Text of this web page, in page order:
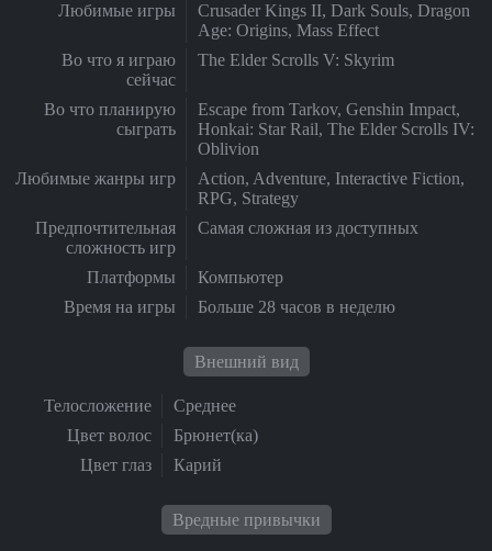
Любимые игры
Crusader Kings II, Dark Souls, Dragon
Age: Origins, Mass Effect
Во что я играю
сейчас
The Elder Scrolls V: Skyrim
Во что планирую
сыграть
Escape from Tarkov, Genshin Impact,
Honkai: Star Rail, The Elder Scrolls IV:
Oblivion
Любимые жанры игр
Action, Adventure, Interactive Fiction,
RPG, Strategy
Предпочтительная
сложность игр
Самая сложная из доступных
Платформы
Компьютер
Время на игры
Больше 28 часов в неделю
Внешний вид
Телосложение
Среднее
Цвет волос
Брюнет(ка)
Цвет глаз
Карий
Вредные привычки